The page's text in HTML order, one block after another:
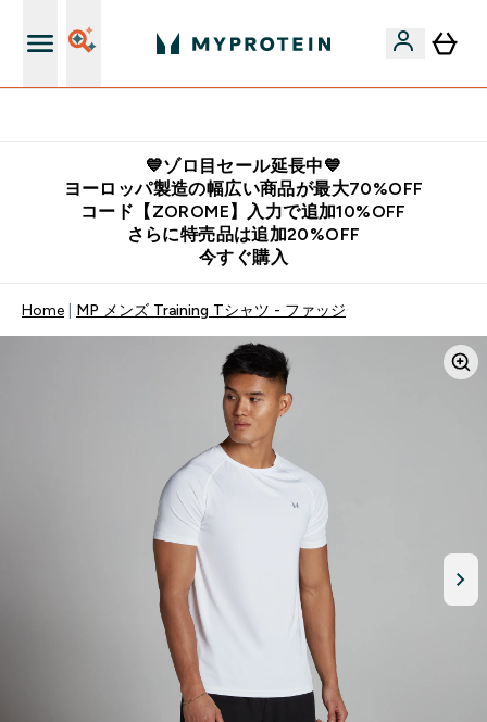
💙ゾロ目セール延長中💙
ヨーロッパ製造の幅広い商品が最大70%OFF
コード【ZOROME】入力で追加10%OFF
さらに特売品は追加20%OFF
今すぐ購入
Home MP メンズ Training Tシャツ - ファッジ